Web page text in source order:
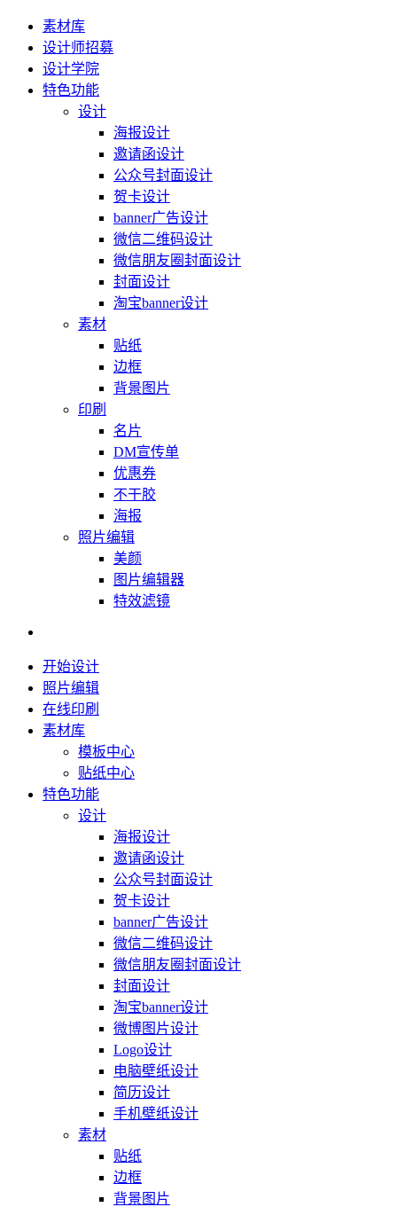
素材库
设计师招募
设计学院
特色功能
设计
海报设计
邀请函设计
公众号封面设计
贺卡设计
banner广告设计
微信二维码设计
微信朋友圈封面设计
封面设计
淘宝banner设计
素材
贴纸
边框
背景图片
印刷
名片
DM宣传单
优惠券
不干胶
海报
照片编辑
美颜
图片编辑器
特效滤镜
开始设计
照片编辑
在线印刷
素材库
模板中心
贴纸中心
特色功能
设计
海报设计
邀请函设计
公众号封面设计
贺卡设计
banner广告设计
微信二维码设计
微信朋友圈封面设计
封面设计
淘宝banner设计
微博图片设计
Logo设计
电脑壁纸设计
简历设计
手机壁纸设计
素材
贴纸
边框
背景图片